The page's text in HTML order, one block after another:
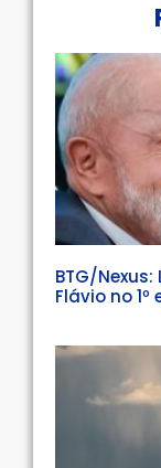
BTG/
Flávio no 1º